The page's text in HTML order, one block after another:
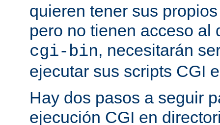
quieren tener sus
pero no tienen acceso al
cgi-bin, necesitarán
ejecutar sus scripts CGI
Hay dos pasos a seguir
ejecución CGI en